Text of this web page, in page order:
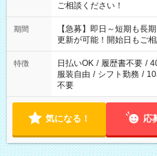
ご相談ください！
期間
【急募】即日～短期も長
更新が可能！開始日もご相
特徴 日払いOK / 履歴書不要 /
服装自由 / シフト勤務 /
不要
気になる！ 応